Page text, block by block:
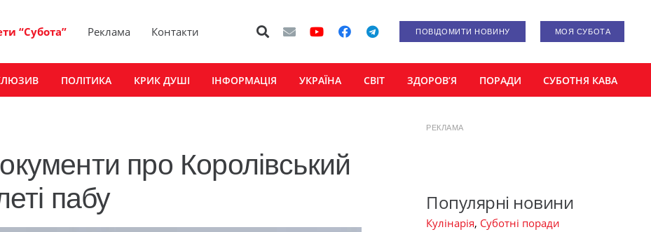
“Субота” Реклама Контакти ПОВІДОМИТИ НОВИНУ МОЯ СУБОТА
ПОЛІТИКА КРИК ДУШІ ІНФОРМАЦІЯ УКРАЇНА СВІТ ЗДОРОВ’Я ПОРАДИ СУБОТНЯ КАВА
про Королівський
пабу
РЕКЛАМА
Популярні новини
Кулінарія, Суботні поради